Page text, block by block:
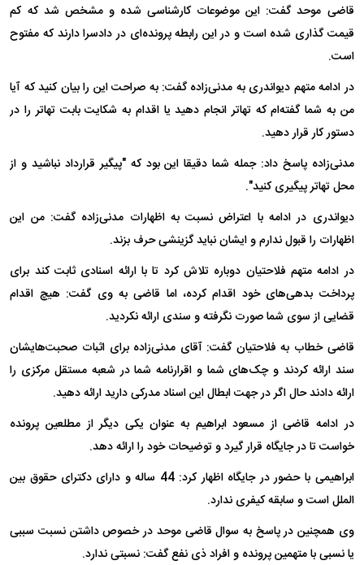
قاضی موحد گفت: این موضوعات کارشناسی شده و مشخص شد که کم
قیمت گذاری شده است و در این رابطه پرونده‌ای در دادسرا دارند که مفتوح
است.
در ادامه متهم دیواندری به مدنی‌زاده گفت: به صراحت این را بیان کنید که آیا
من به شما گفته‌ام که تهاتر انجام دهید یا اقدام به شکایت بابت تهاتر را در
دستور کار قرار دهید.
مدنی‌زاده پاسخ داد: جمله شما دقیقا این بود که "پیگیر قرارداد نباشید و از
محل تهاتر پیگیری کنید".
دیواندری در ادامه با اعتراض نسبت به اظهارات مدنی‌زاده گفت: من این
اظهارات را قبول ندارم و ایشان نباید گزینشی حرف بزند.
در ادامه متهم فلاحتیان دوباره تلاش کرد تا با ارائه اسنادی ثابت کند برای
پرداخت بدهی‌های خود اقدام کرده، اما قاضی به وی گفت: هیچ اقدام
قضایی از سوی شما صورت نگرفته و سندی ارائه نکردید.
قاضی خطاب به فلاحتیان گفت: آقای مدنی‌زاده برای اثبات صحبت‌هایشان
سند ارائه کردند و چک‌های شما و اقرارنامه شما در شعبه مستقل مرکزی را
ارائه دادند حال اگر در جهت ابطال این اسناد مدرکی دارید ارائه دهید.
در ادامه قاضی از مسعود ابراهیم به عنوان یکی دیگر از مطلعین پرونده
خواست تا در جایگاه قرار گیرد و توضیحات خود را ارائه دهد.
ابراهیمی با حضور در جایگاه اظهار کرد: 44 ساله و دارای دکترای حقوق بین
الملل است و سابقه کیفری ندارد.
وی همچنین در پاسخ به سوال قاضی موحد در خصوص داشتن نسبت سببی
یا نسبی با متهمین پرونده و افراد ذی نفع گفت: نسبتی ندارد.